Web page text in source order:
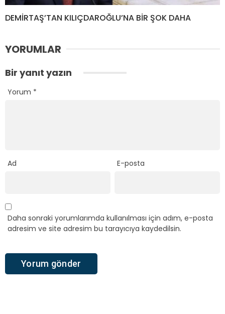
DEMİRTAŞ’TAN KILIÇDAROĞLU’NA BİR ŞOK DAHA
YORUMLAR
Bir yanıt yazın
Yorum *
Ad E-posta
Daha sonraki yorumlarımda kullanılması için adım, e-posta
adresim ve site adresim bu tarayıcıya kaydedilsin.